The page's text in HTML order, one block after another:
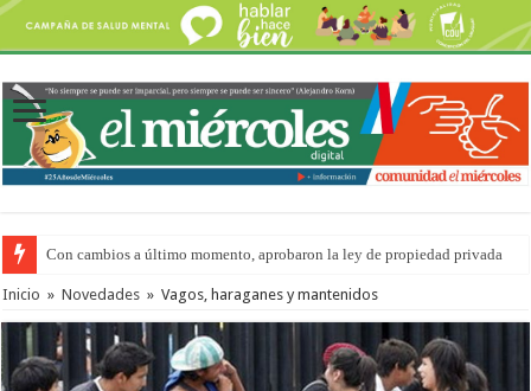
Con cambios a último momento, aprobaron la ley de propiedad privada
Inicio » Novedades » Vagos, haraganes y mantenidos